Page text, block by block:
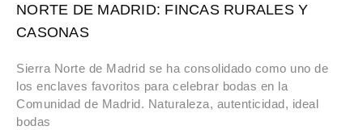
NORTE DE MADRID: FINCAS RURALES Y
CASONAS
Sierra Norte de Madrid se ha consolidado como uno de
los enclaves favoritos para celebrar bodas en la
Comunidad de Madrid. Naturaleza, autenticidad, ideal
bodas